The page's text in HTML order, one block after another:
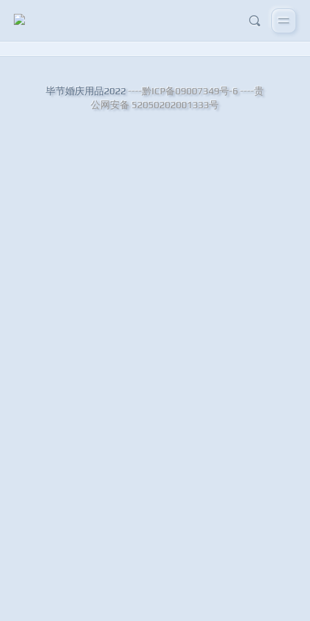
毕节婚庆用品2022----黔ICP备09007349号-6 ----贵
公网安备 52050202001333号